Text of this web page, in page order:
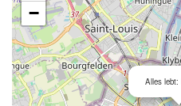
Alles lebt:
−